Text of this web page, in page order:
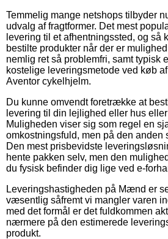
Temmelig mange netshops tilbyder
udvalg af fragtformer. Det mest
levering til et afhentningssted, og så
bestilte produkter når der er
nemlig ret så problemfri, samt typisk
kostelige leveringsmetode ved køb
Aventor cykelhjelm.
Du kunne omvendt foretrække at
levering til din lejlighed eller hus
Muligheden viser sig som regel en
omkostningsfuld, men på den
Den mest prisbevidste
hente pakken selv, men den
du fysisk befinder dig lige ved e-
Leveringshastigheden på Mænd er
væsentlig såfremt vi mangler varen
med det formål er det fuldkommen
nærmere på den estimerede
produkt.